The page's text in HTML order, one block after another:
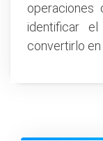
operaciones
identificar
convertirlo en